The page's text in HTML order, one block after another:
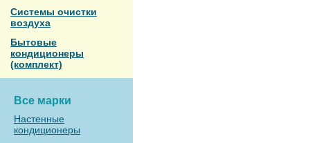
Системы очистки
воздуха
Бытовые
кондиционеры
(комплект)
Все марки
Настенные
кондиционеры